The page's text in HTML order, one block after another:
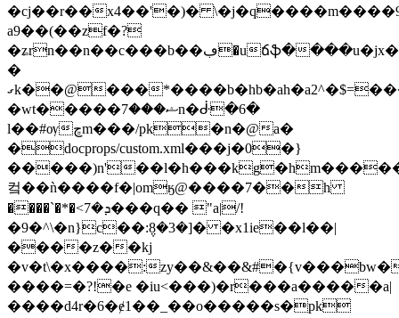
�cj��r��x4��'�)�
a9��(��zf�?
�ʑrn��n��c���b��ڢ�uճֆ����u�jx��8
�
ގk��@���*����b�hb�ah�a2^�$=���g������u������������ls��y7��[
�wt�����ޝ���7n�ᑽ�6�
l��#ѹڇm���/pk�n�@a�
�docprops/custom.xml���j�0�}
�����)n'
컼��ǹ����f�|omӄ@����7��h
����`�*�<ܕ�7���q�� "a|/!
�9�^\�n}c��:݆8�3�]� �x1ie��l��|
����z��kj
�v�t\�x����:zy��&��&#�{v���bw�
����=�?!�e �iu<���)�r���a�����a|
����d4r�6�ɇ1��_��o�����s�pk